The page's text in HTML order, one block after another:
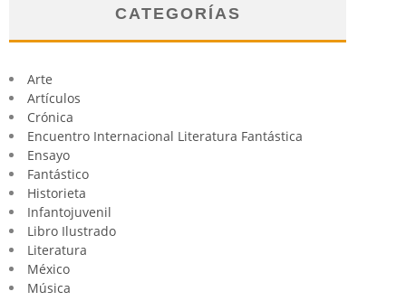
CATEGORÍAS
Arte
Artículos
Crónica
Encuentro Internacional Literatura Fantástica
Ensayo
Fantástico
Historieta
Infantojuvenil
Libro Ilustrado
Literatura
México
Música